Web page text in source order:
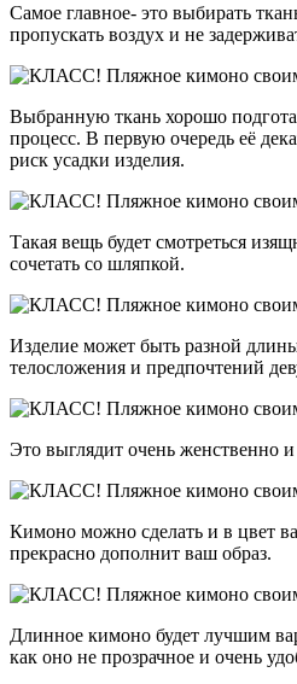
Самое главное- это выбирать
пропускать воздух и не
Выбранную ткань хорошо
процесс. В первую очередь её
риск усадки изделия.
Такая вещь будет смотреться
сочетать со шляпкой.
Изделие может быть разной
телосложения и предпочтений
Это выглядит очень женственно
Кимоно можно сделать и в цвет
прекрасно дополнит ваш образ.
Длинное кимоно будет лучшим
как оно не прозрачное и очень